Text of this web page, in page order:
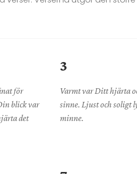
för
blick var
det
3
Varmt var Ditt hjärta
sinne. Ljust och soligt
minne.